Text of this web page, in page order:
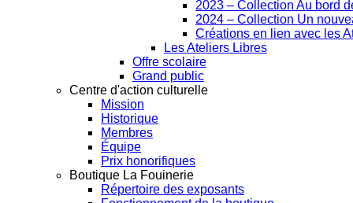
2023 – Collection Au bord
2024 – Collection Un
Créations en lien avec les
Les Ateliers Libres
Offre scolaire
Grand public
Centre d'action culturelle
Mission
Historique
Membres
Équipe
Prix honorifiques
Boutique La Fouinerie
Répertoire des exposants